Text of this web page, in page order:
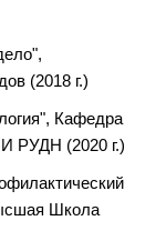
(2018 г.)
Кафедра
РУДН (2020 г.)
Школа